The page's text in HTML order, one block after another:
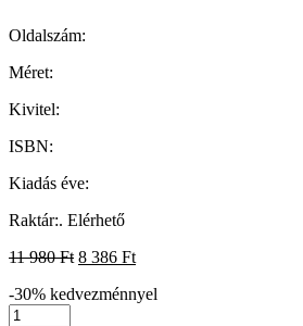
Oldalszám:
Méret:
Kivitel:
ISBN:
Kiadás éve:
Raktár:. Elérhető
11 980Ft 8 386 Ft
-30% kedvezménnyel